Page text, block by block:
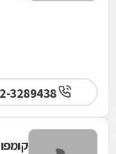
072-3289438